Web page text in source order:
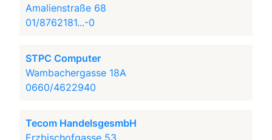
Amalienstraße 68
01/8762181...-0
STPC Computer
Wambachergasse 18A
0660/4622940
Tecom HandelsgesmbH
Erzbischofgasse 53